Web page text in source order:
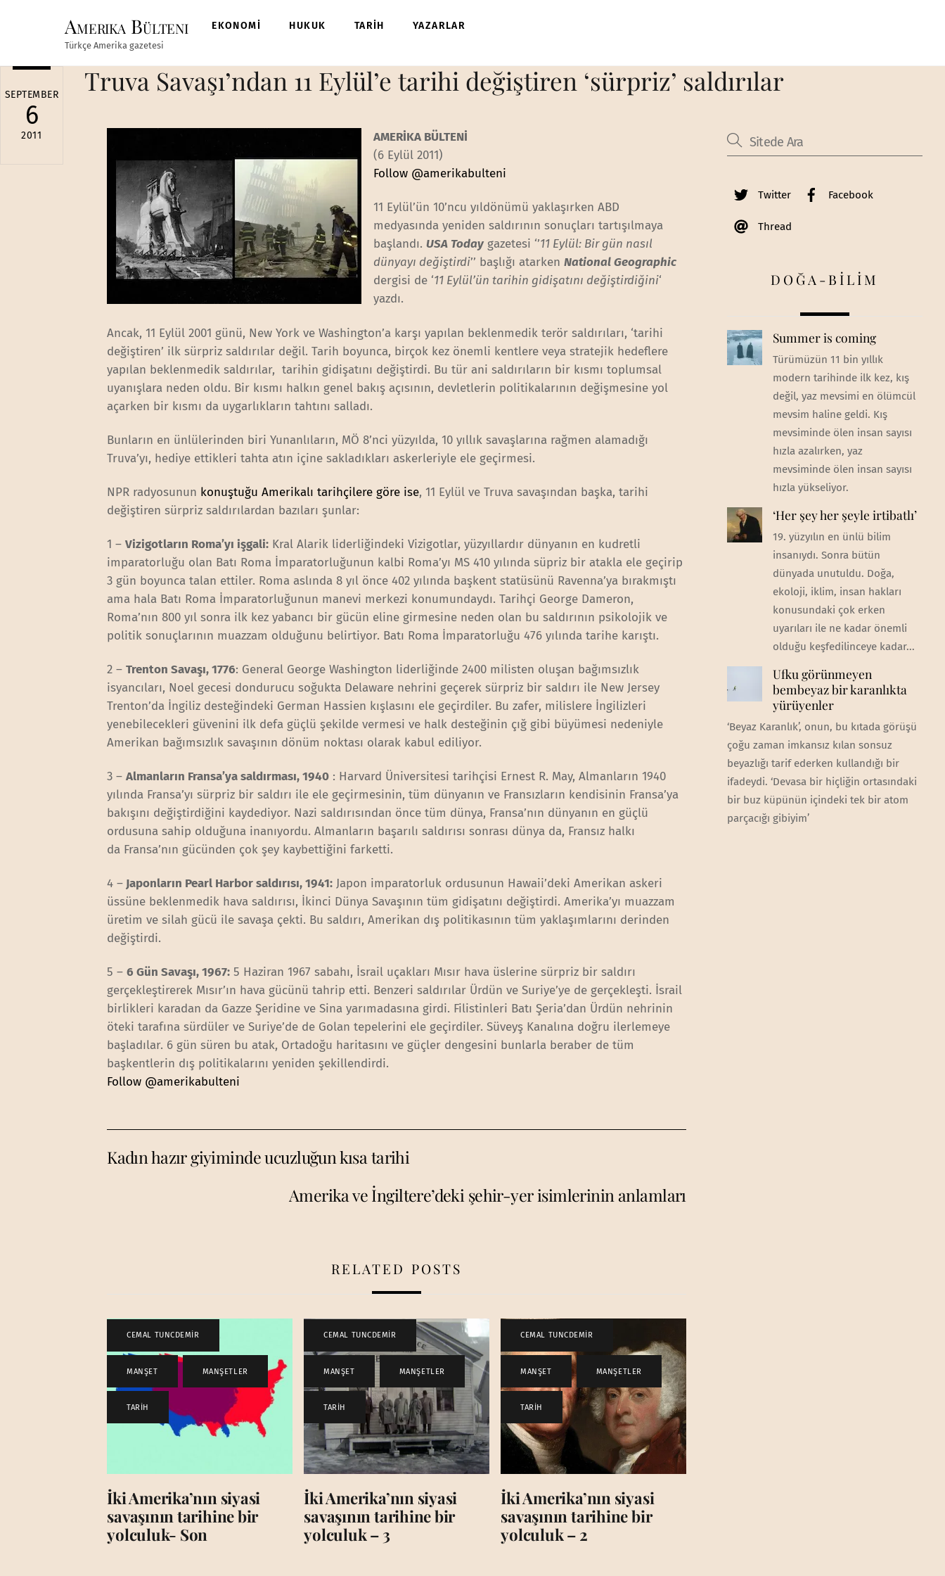
Amerika Bülteni
Türkçe Amerika gazetesi
EKONOMİ HUKUK TARİH YAZARLAR
SEPTEMBER
6
2011
Truva Savaşı’ndan 11 Eylül’e tarihi değiştiren ‘sürpriz’ saldırılar
AMERİKA BÜLTENİ
(6 Eylül 2011)
Follow @amerikabulteni
11 Eylül’ün 10’ncu yıldönümü yaklaşırken ABD
medyasında yeniden saldırının sonuçları tartışılmaya
başlandı.USA Today gazetesi ‘’11 Eylül: Bir gün nasıl
dünyayı değiştirdi’’ başlığı atarkenNational Geographic
dergisi de ‘11 Eylül’ün tarihin gidişatını değiştirdiğini‘
yazdı.
Ancak, 11 Eylül 2001 günü, New York ve Washington’a karşı yapılan beklenmedik terör saldırıları, ‘tarihi
değiştiren’ ilk sürpriz saldırılar değil. Tarih boyunca, birçok kez önemli kentlere veya stratejik hedeflere
yapılan beklenmedik saldırılar, tarihin gidişatını değiştirdi. Bu tür ani saldırıların bir kısmı toplumsal
uyanışlara neden oldu. Bir kısmı halkın genel bakış açısının, devletlerin politikalarının değişmesine yol
açarken bir kısmı da uygarlıkların tahtını salladı.
Bunların en ünlülerinden biri Yunanlıların, MÖ 8’nci yüzyılda, 10 yıllık savaşlarına rağmen alamadığı
Truva’yı, hediye ettikleri tahta atın içine sakladıkları askerleriyle ele geçirmesi.
NPR radyosunun konuştuğu Amerikalı tarihçilere göre ise, 11 Eylül ve Truva savaşından başka, tarihi
değiştiren sürpriz saldırılardan bazıları şunlar:
1 –Vizigotların Roma’yı işgali: Kral Alarik liderliğindeki Vizigotlar, yüzyıllardır dünyanın en kudretli
imparatorluğu olan Batı Roma İmparatorluğunun kalbi Roma’yı MS 410 yılında süpriz bir atakla ele geçirip
3 gün boyunca talan ettiler. Roma aslında 8 yıl önce 402 yılında başkent statüsünü Ravenna’ya bırakmıştı
ama hala Batı Roma İmparatorluğunun manevi merkezi konumundaydı. Tarihçi George Dameron,
Roma’nın 800 yıl sonra ilk kez yabancı bir gücün eline girmesine neden olan bu saldırının psikolojik ve
politik sonuçlarının muazzam olduğunu belirtiyor. Batı Roma İmparatorluğu 476 yılında tarihe karıştı.
2 –Trenton Savaşı, 1776: General George Washington liderliğinde 2400 milisten oluşan bağımsızlık
isyancıları, Noel gecesi dondurucu soğukta Delaware nehrini geçerek sürpriz bir saldırı ile New Jersey
Trenton’da İngiliz desteğindeki German Hassien kışlasını ele geçirdiler. Bu zafer, milislere İngilizleri
yenebilecekleri güvenini ilk defa güçlü şekilde vermesi ve halk desteğinin çığ gibi büyümesi nedeniyle
Amerikan bağımsızlık savaşının dönüm noktası olarak kabul ediliyor.
3 –Almanların Fransa’ya saldırması, 1940 : Harvard Üniversitesi tarihçisi Ernest R. May, Almanların 1940
yılında Fransa’yı sürpriz bir saldırı ile ele geçirmesinin, tüm dünyanın ve Fransızların kendisinin Fransa’ya
bakışını değiştirdiğini kaydediyor. Nazi saldırısından önce tüm dünya, Fransa’nın dünyanın en güçlü
ordusuna sahip olduğuna inanıyordu. Almanların başarılı saldırısı sonrası dünya da, Fransız halkı
da Fransa’nın gücünden çok şey kaybettiğini farketti.
4 – Japonların Pearl Harbor saldırısı, 1941: Japon imparatorluk ordusunun Hawaii’deki Amerikan askeri
üssüne beklenmedik hava saldırısı, İkinci Dünya Savaşının tüm gidişatını değiştirdi. Amerika’yı muazzam
üretim ve silah gücü ile savaşa çekti. Bu saldırı, Amerikan dış politikasının tüm yaklaşımlarını derinden
değiştirdi.
5 –6 Gün Savaşı, 1967: 5 Haziran 1967 sabahı, İsrail uçakları Mısır hava üslerine sürpriz bir saldırı
gerçekleştirerek Mısır’ın hava gücünü tahrip etti. Benzeri saldırılar Ürdün ve Suriye’ye de gerçekleşti. İsrail
birlikleri karadan da Gazze Şeridine ve Sina yarımadasına girdi. Filistinleri Batı Şeria’dan Ürdün nehrinin
öteki tarafına sürdüler ve Suriye’de de Golan tepelerini ele geçirdiler. Süveyş Kanalına doğru ilerlemeye
başladılar. 6 gün süren bu atak, Ortadoğu haritasını ve güçler dengesini bunlarla beraber de tüm
başkentlerin dış politikalarını yeniden şekillendirdi.
Follow @amerikabulteni
Kadın hazır giyiminde ucuzluğun kısa tarihi
Amerika ve İngiltere’deki şehir-yer isimlerinin anlamları
RELATED POSTS
CEMAL TUNCDEMİR
MANŞET MANŞETLER ,
TARİH
İki Amerika’nın siyasi
savaşının tarihine bir
yolculuk- Son
CEMAL TUNCDEMİR ,
MANŞET MANŞETLER
TARİH
İki Amerika’nın siyasi
savaşının tarihine bir
yolculuk – 3
CEMAL TUNCDEMİR
MANŞET , MANŞETLER ,
TARİH
İki Amerika’nın siyasi
savaşının tarihine bir
yolculuk – 2
Twitter Facebook
Thread
DOĞA-BİLİM
Summer is coming
Türümüzün 11 bin yıllık
modern tarihinde ilk kez, kış
değil, yaz mevsimi en ölümcül
mevsim haline geldi. Kış
mevsiminde ölen insan sayısı
hızla azalırken, yaz
mevsiminde ölen insan sayısı
hızla yükseliyor.
‘Her şey her şeyle irtibatlı’
19. yüzyılın en ünlü bilim
insanıydı. Sonra bütün
dünyada unutuldu. Doğa,
ekoloji, iklim, insan hakları
konusundaki çok erken
uyarıları ile ne kadar önemli
olduğu keşfedilinceye kadar...
Ufku görünmeyen
bembeyaz bir karanlıkta
yürüyenler
‘Beyaz Karanlık’, onun, bu kıtada görüşü
çoğu zaman imkansız kılan sonsuz
beyazlığı tarif ederken kullandığı bir
ifadeydi. ‘Devasa bir hiçliğin ortasındaki
bir buz küpünün içindeki tek bir atom
parçacığı gibiyim’